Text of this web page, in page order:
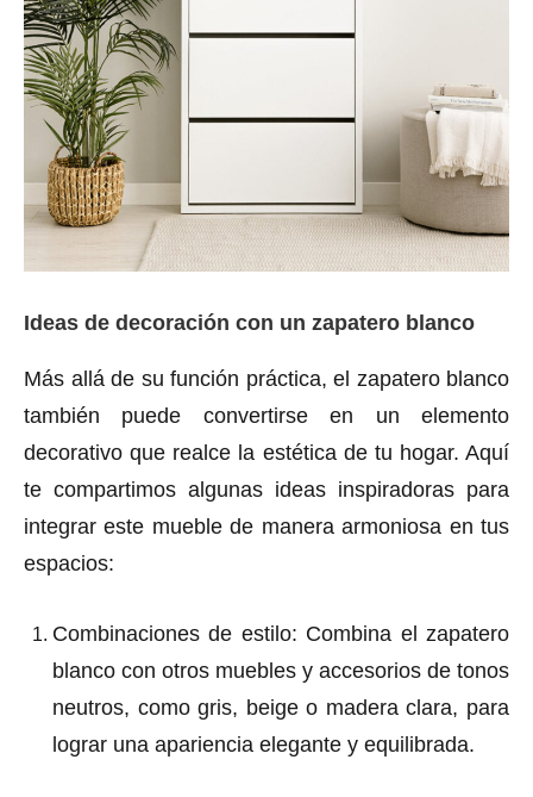
Ideas de decoración con un zapatero blanco
Más allá de su función práctica, el zapatero blanco
también puede convertirse en un elemento
decorativo que realce la estética de tu hogar. Aquí
te compartimos algunas ideas inspiradoras para
integrar este mueble de manera armoniosa en tus
espacios:
Combinaciones de estilo: Combina el zapatero
blanco con otros muebles y accesorios de tonos
neutros, como gris, beige o madera clara, para
lograr una apariencia elegante y equilibrada.